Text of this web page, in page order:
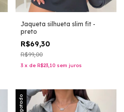
Jaqueta silhueta slim fit -
preto
R$69,30
R$99,00
3 x de R$23,10 sem juros
Esgotado